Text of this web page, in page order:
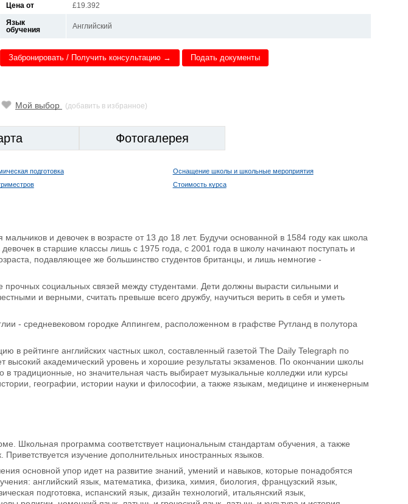
Цена от
£19.392
Язык
обучения
Английский
Забронировать / Получить консультацию → Подать документы
Мой выбор (добавить в избранное)
Фотогалерея
подготовка
Оснащение школы и школьные мероприятия
Стоимость курса
и девочек в возрасте от 13 до 18 лет. Будучи основанной в 1584 году как школа
в старшие классы лишь с 1975 года, с 2001 года в школу начинают поступать и
подавляющее же большинство студентов британцы, и лишь немногие -
социальных связей между студентами. Дети должны вырасти сильными и
и верными, считать превыше всего дружбу, научиться верить в себя и уметь
- средневековом городке Аппингем, расположенном в графстве Рутланд в полутора
в рейтинге английских частных школ, составленный газетой The Daily Telegraph по
высокий академический уровень и хорошие результаты экзаменов. По окончании школы
в традиционные, но значительная часть выбирает музыкальные колледжи или курсы
географии, истории науки и философии, а также языкам, медицине и инженерным
Школьная программа соответствует национальным стандартам обучения, а также
изучение дополнительных иностранных языков.
основной упор идет на развитие знаний, умений и навыков, которые понадобятся
английский язык, математика, физика, химия, биология, французский язык,
подготовка, испанский язык, дизайн технологий, итальянский язык,